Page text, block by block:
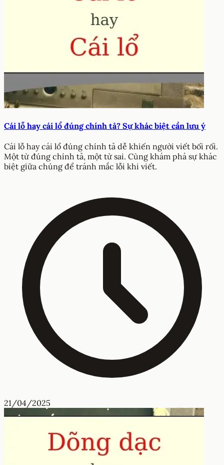
Cái lỗ hay cái lổ đúng chính tả? Sự khác biệt cần lưu ý
Cái lỗ hay cái lổ đúng chính tả dễ khiến người viết bối rối.
Một từ đúng chính tả, một từ sai. Cùng khám phá sự khác
biệt giữa chúng để tránh mắc lỗi khi viết.
21/04/2025